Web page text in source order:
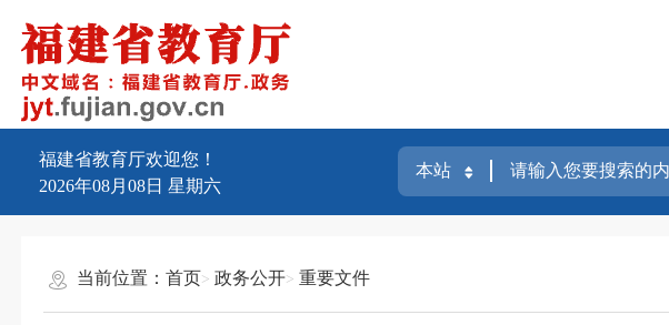
福建省教育厅欢迎您！
2026年08月08日 星期六
当前位置：首页 政务公开 重要文件